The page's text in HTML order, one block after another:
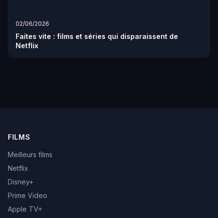
02/06/2026
Faites vite : films et séries qui disparaissent de
Netflix
FILMS
Meilleurs films
Netflix
Disney+
Prime Video
Apple TV+